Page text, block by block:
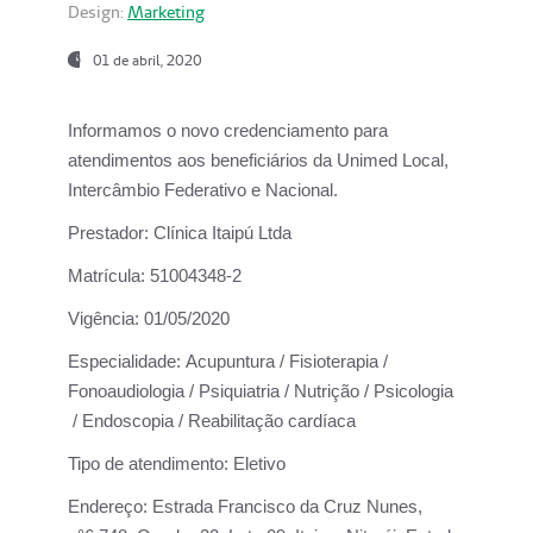
Design: Marketing
01 de abril, 2020
Informamos o novo credenciamento para
atendimentos aos beneficiários da Unimed Local,
Intercâmbio Federativo e Nacional.
Prestador: Clínica Itaipú Ltda
Matrícula: 51004348-2
Vigência: 01/05/2020
Especialidade: Acupuntura / Fisioterapia /
Fonoaudiologia / Psiquiatria / Nutrição / Psicologia
/ Endoscopia / Reabilitação cardíaca
Tipo de atendimento: Eletivo
Endereço: Estrada Francisco da Cruz Nunes,